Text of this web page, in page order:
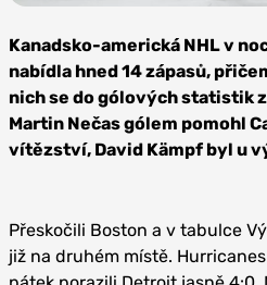
Getty Images
Kanadsko-americká NHL v
nabídla hned 14 zápasů,
nich se do gólových statistik
Martin Nečas gólem pomohl
vítězství, David Kämpf byl u
Přeskočili Boston a v tabulce
již na druhém místě.